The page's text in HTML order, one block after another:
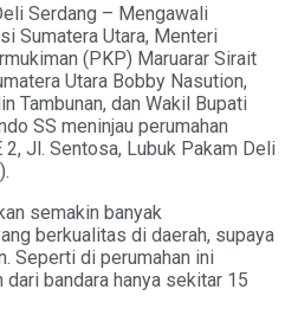
Serdang – Mengawali
Sumatera Utara, Menteri
(PKP) Maruarar Sirait
Utara Bobby Nasution,
Tambunan, dan ⁠Wakil Bupati
SS meninjau perumahan
Jl. Sentosa, Lubuk Pakam Deli
semakin banyak
berkualitas di daerah, supaya
Seperti di perumahan ini
bandara hanya sekitar 15